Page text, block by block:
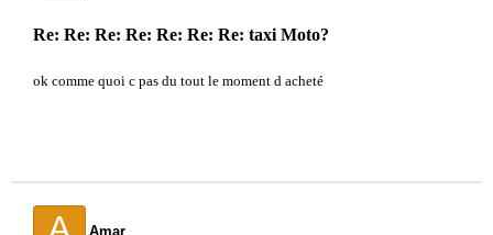
Re: Re: Re: Re: Re: Re: Re: taxi Moto?
ok comme quoi c pas du tout le moment d acheté
Amar